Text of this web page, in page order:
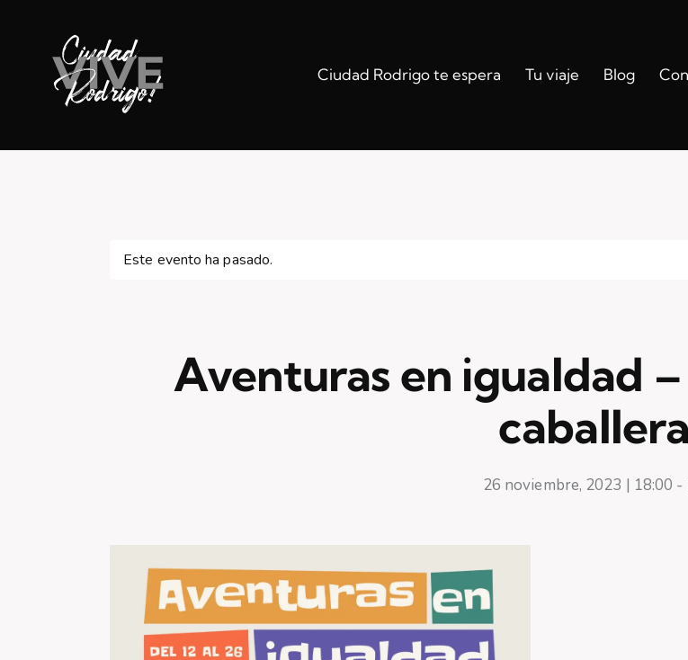
Ciudad Rodrigo te espera Tu viaje Blog
Este evento ha pasado.
Aventuras en igualdad
26 noviembre, 2023 | 18:00 -